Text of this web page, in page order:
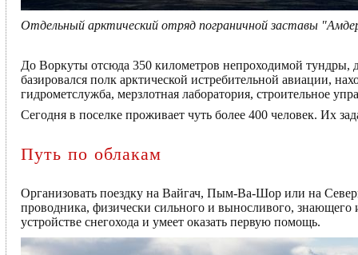
Отдельный арктический отряд пограничной заставы
До Воркуты отсюда 350 километров непроходимой тундры,
базировался полк арктической истребительной авиации,
гидрометслужба, мерзлотная лаборатория, строительное
Сегодня в поселке проживает чуть более 400 человек. Их
Путь по облакам
Организовать поездку на Вайгач, Пым-Ва-Шор или на
проводника, физически сильного и выносливого, знающего
устройстве снегохода и умеет оказать первую помощь.